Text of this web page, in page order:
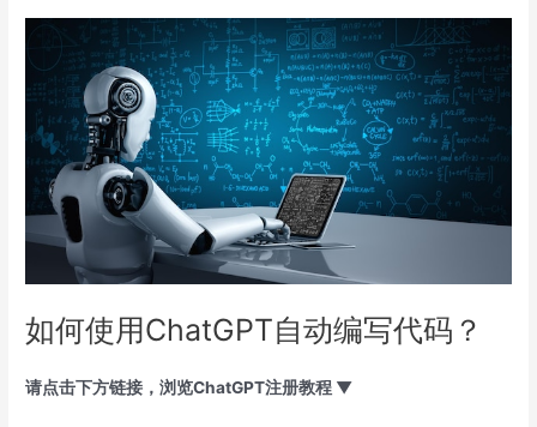
如何使用ChatGPT自动编写代码？
请点击下方链接，浏览ChatGPT注册教程 ▼